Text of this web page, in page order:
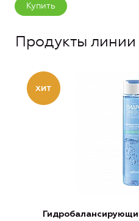
Купить
Продукты линии